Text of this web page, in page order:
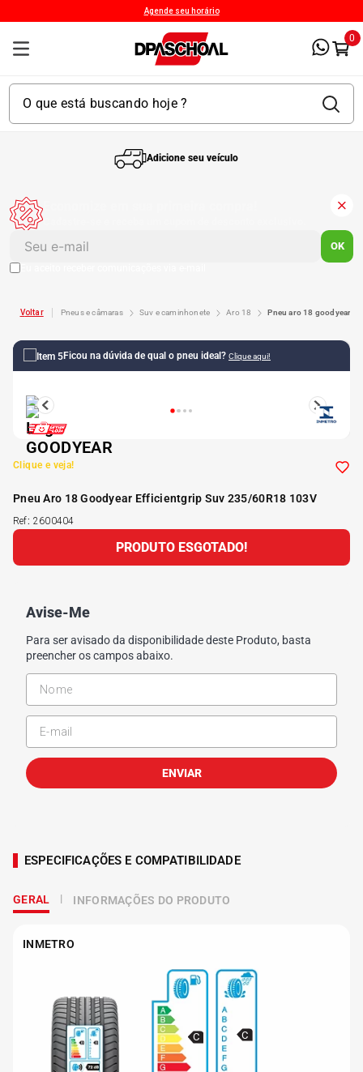
Agende seu horário
0
Adicione seu veículo
OK
pneus e câmaras suv e caminhonete aro 18 pneu aro 18 goodyear
Ficou na dúvida de qual o pneu ideal? Clique aqui!
Clique e veja!
Pneu Aro 18 Goodyear Efficientgrip Suv 235/60R18 103V
Ref: 2600404
PRODUTO ESGOTADO!
Avise-Me
Para ser avisado da disponibilidade deste Produto, basta
preencher os campos abaixo.
ENVIAR
ESPECIFICAÇÕES E COMPATIBILIDADE
GERAL INFORMAÇÕES DO PRODUTO
INMETRO
C C
2 º Kit Pneu
4º 175 65r14
6º
8º